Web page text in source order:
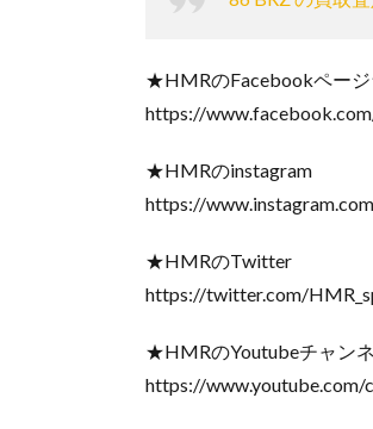
★HMRのFacebookペー
https://
★HMRのinstagram
https://
★HMRのTwitter
https://twitter.com/
★HMRのYoutubeチャン
https://www.youtube.com/